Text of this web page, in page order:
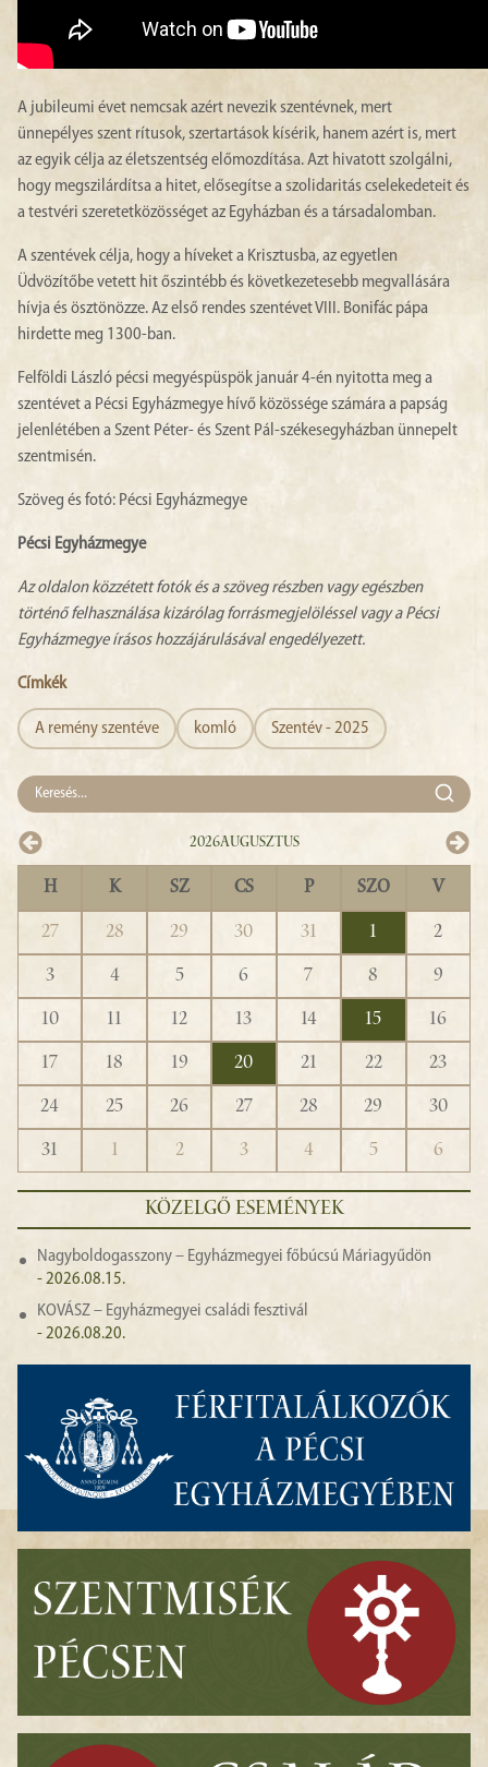
A jubileumi évet nemcsak azért nevezik szentévnek, mert
ünnepélyes szent rítusok, szertartások kísérik, hanem azért is, mert
az egyik célja az életszentség előmozdítása. Azt hivatott szolgálni,
hogy megszilárdítsa a hitet, elősegítse a szolidaritás cselekedeteit és
a testvéri szeretetközösséget az Egyházban és a társadalomban.
A szentévek célja, hogy a híveket a Krisztusba, az egyetlen
Üdvözítőbe vetett hit őszintébb és következetesebb megvallására
hívja és ösztönözze. Az első rendes szentévet VIII. Bonifác pápa
hirdette meg 1300-ban.
Felföldi László pécsi megyéspüspök január 4-én nyitotta meg a
szentévet a Pécsi Egyházmegye hívő közössége számára a papság
jelenlétében a Szent Péter- és Szent Pál-székesegyházban ünnepelt
szentmisén.
Szöveg és fotó: Pécsi Egyházmegye
Pécsi Egyházmegye
Az oldalon közzétett fotók és a szöveg részben vagy egészben
történő felhasználása kizárólag forrásmegjelöléssel vagy a Pécsi
Egyházmegye írásos hozzájárulásával engedélyezett.
Címkék
A remény szentéve komló Szentév - 2025
2026Augusztus
H K SZ CS P SZO V
27 28 29 30 31 1
2
3
4 5 6 7 8
9
10
11 12 13 14 15
16
17
18 19 20 21 22
23
24
25 26 27 28 29
30
31
1 2 3 4 5 6
KÖZELGŐ ESEMÉNYEK
Nagyboldogasszony – Egyházmegyei főbúcsú Máriagyűdön
- 2026.08.15.
KOVÁSZ – Egyházmegyei családi fesztivál
- 2026.08.20.